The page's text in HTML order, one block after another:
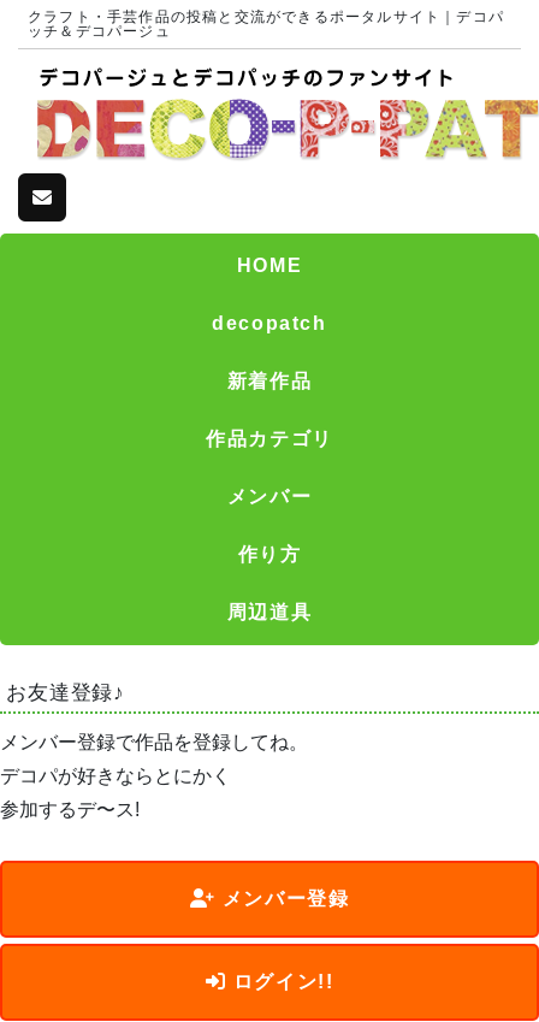
クラフト・手芸作品の投稿と交流ができるポータルサイト｜デコパ
ッチ＆デコパージュ
HOME
decopatch
新着作品
作品カテゴリ
メンバー
作り方
周辺道具
お友達登録♪
メンバー登録で作品を登録してね。
デコパが好きならとにかく
参加するデ〜ス!
メンバー登録
ログイン!!